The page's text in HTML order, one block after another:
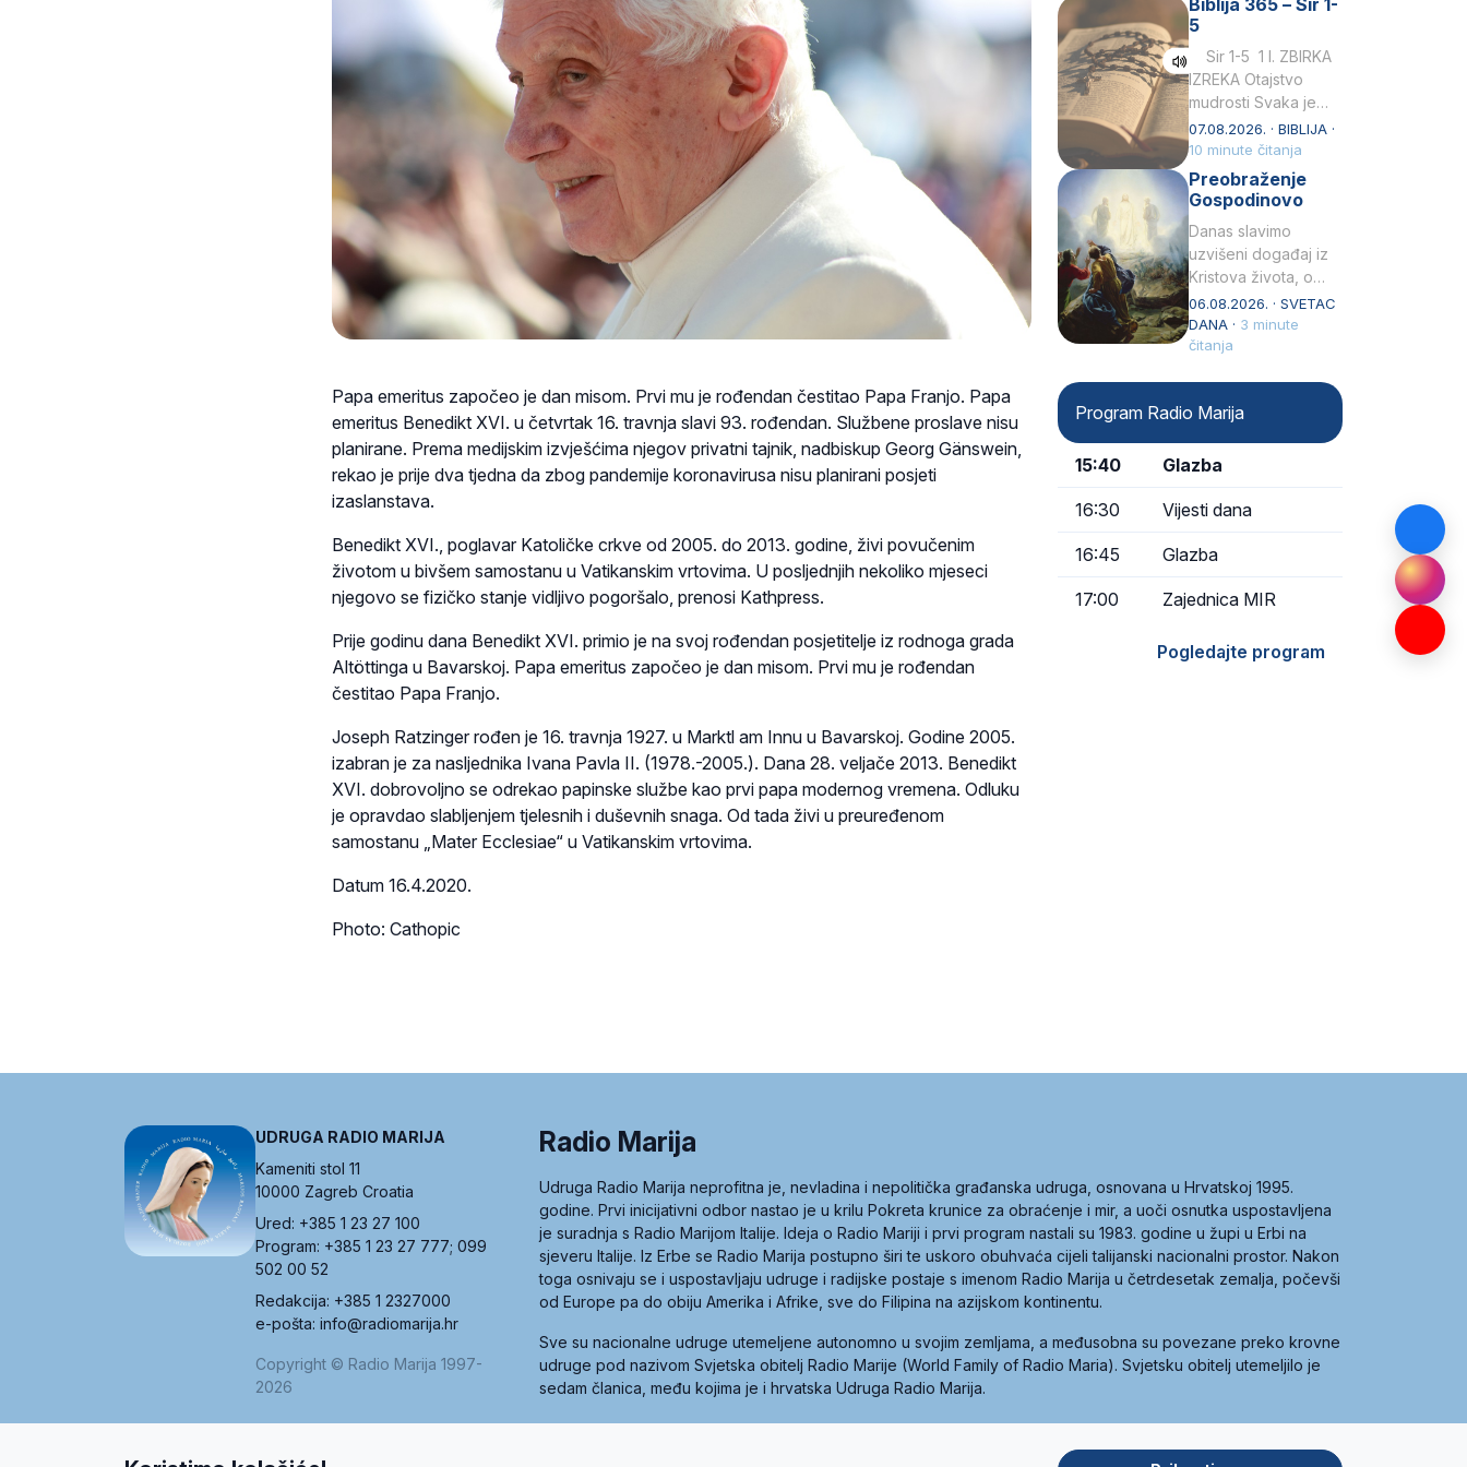
Papa emeritus započeo je dan misom. Prvi mu je rođendan čestitao Papa Franjo. Papa
emeritus Benedikt XVI. u četvrtak 16. travnja slavi 93. rođendan. Službene proslave nisu
planirane. Prema medijskim izvješćima njegov privatni tajnik, nadbiskup Georg Gänswein,
rekao je prije dva tjedna da zbog pandemije koronavirusa nisu planirani posjeti
izaslanstava.
Benedikt XVI., poglavar Katoličke crkve od 2005. do 2013. godine, živi povučenim
životom u bivšem samostanu u Vatikanskim vrtovima. U posljednjih nekoliko mjeseci
njegovo se fizičko stanje vidljivo pogoršalo, prenosi Kathpress.
Prije godinu dana Benedikt XVI. primio je na svoj rođendan posjetitelje iz rodnoga grada
Altöttinga u Bavarskoj. Papa emeritus započeo je dan misom. Prvi mu je rođendan
čestitao Papa Franjo.
Joseph Ratzinger rođen je 16. travnja 1927. u Marktl am Innu u Bavarskoj. Godine 2005.
izabran je za nasljednika Ivana Pavla II. (1978.-2005.). Dana 28. veljače 2013. Benedikt
XVI. dobrovoljno se odrekao papinske službe kao prvi papa modernog vremena. Odluku
je opravdao slabljenjem tjelesnih i duševnih snaga. Od tada živi u preuređenom
samostanu „Mater Ecclesiae“ u Vatikanskim vrtovima.
Datum 16.4.2020.
Photo: Cathopic
rođenjem Grk.
Obnovio je odnose s
afričkim…
Biblija 365 – Sir 1-
5
Sir 1-5 1 I. ZBIRKA
IZREKA Otajstvo
mudrosti Svaka je
mudrost od Gospoda
i s njime je dovijeka.2
Tko će…
07.08.2026. · BIBLIJA ·
10 minute čitanja
Preobraženje
Gospodinovo
Danas slavimo
uzvišeni događaj iz
Kristova života, o
kojem nas izvješćuju
evanđelisti Matej,
Marko i Luka te sveti
06.08.2026. · SVETAC
DANA · 3 minute
čitanja
Program Radio Marija
15:40 Glazba
16:30 Vijesti dana
16:45 Glazba
17:00 Zajednica MIR
Pogledajte program
UDRUGA RADIO MARIJA
Kameniti stol 11
10000 Zagreb Croatia
Ured: +385 1 23 27 100
Program: +385 1 23 27 777; 099
502 00 52
Redakcija: +385 1 2327000
e-pošta: info@radiomarija.hr
Copyright © Radio Marija 1997-
2026
Radio Marija
Udruga Radio Marija neprofitna je, nevladina i nepolitička građanska udruga, osnovana u Hrvatskoj 1995.
godine. Prvi inicijativni odbor nastao je u krilu Pokreta krunice za obraćenje i mir, a uoči osnutka uspostavljena
je suradnja s Radio Marijom Italije. Ideja o Radio Mariji i prvi program nastali su 1983. godine u župi u Erbi na
sjeveru Italije. Iz Erbe se Radio Marija postupno širi te uskoro obuhvaća cijeli talijanski nacionalni prostor. Nakon
toga osnivaju se i uspostavljaju udruge i radijske postaje s imenom Radio Marija u četrdesetak zemalja, počevši
od Europe pa do obiju Amerika i Afrike, sve do Filipina na azijskom kontinentu.
Sve su nacionalne udruge utemeljene autonomno u svojim zemljama, a međusobna su povezane preko krovne
udruge pod nazivom Svjetska obitelj Radio Marije (World Family of Radio Maria). Svjetsku obitelj utemeljilo je
sedam članica, među kojima je i hrvatska Udruga Radio Marija.